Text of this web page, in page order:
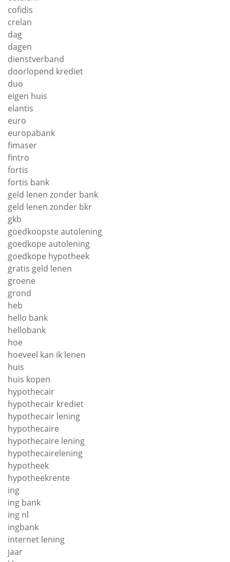
cofidis
crelan
dag
dagen
dienstverband
doorlopend krediet
duo
eigen huis
elantis
euro
europabank
fimaser
fintro
fortis
fortis bank
geld lenen zonder bank
geld lenen zonder bkr
gkb
goedkoopste autolening
goedkope autolening
goedkope hypotheek
gratis geld lenen
groene
grond
heb
hello bank
hellobank
hoe
hoeveel kan ik lenen
huis
huis kopen
hypothecair
hypothecair krediet
hypothecair lening
hypothecaire
hypothecaire lening
hypothecairelening
hypotheek
hypotheekrente
ing
ing bank
ing nl
ingbank
internet lening
jaar